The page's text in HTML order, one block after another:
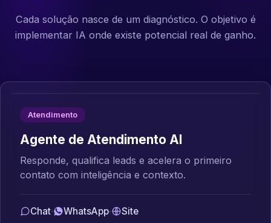
Cada solução nasce de um diagnóstico. O objetivo é
implementar IA onde existe potencial real de ganho.
Atendimento
Agente de Atendimento AI
Responde, qualifica leads e acelera o primeiro
contato com inteligência e contexto.
Chat· WhatsApp· Site